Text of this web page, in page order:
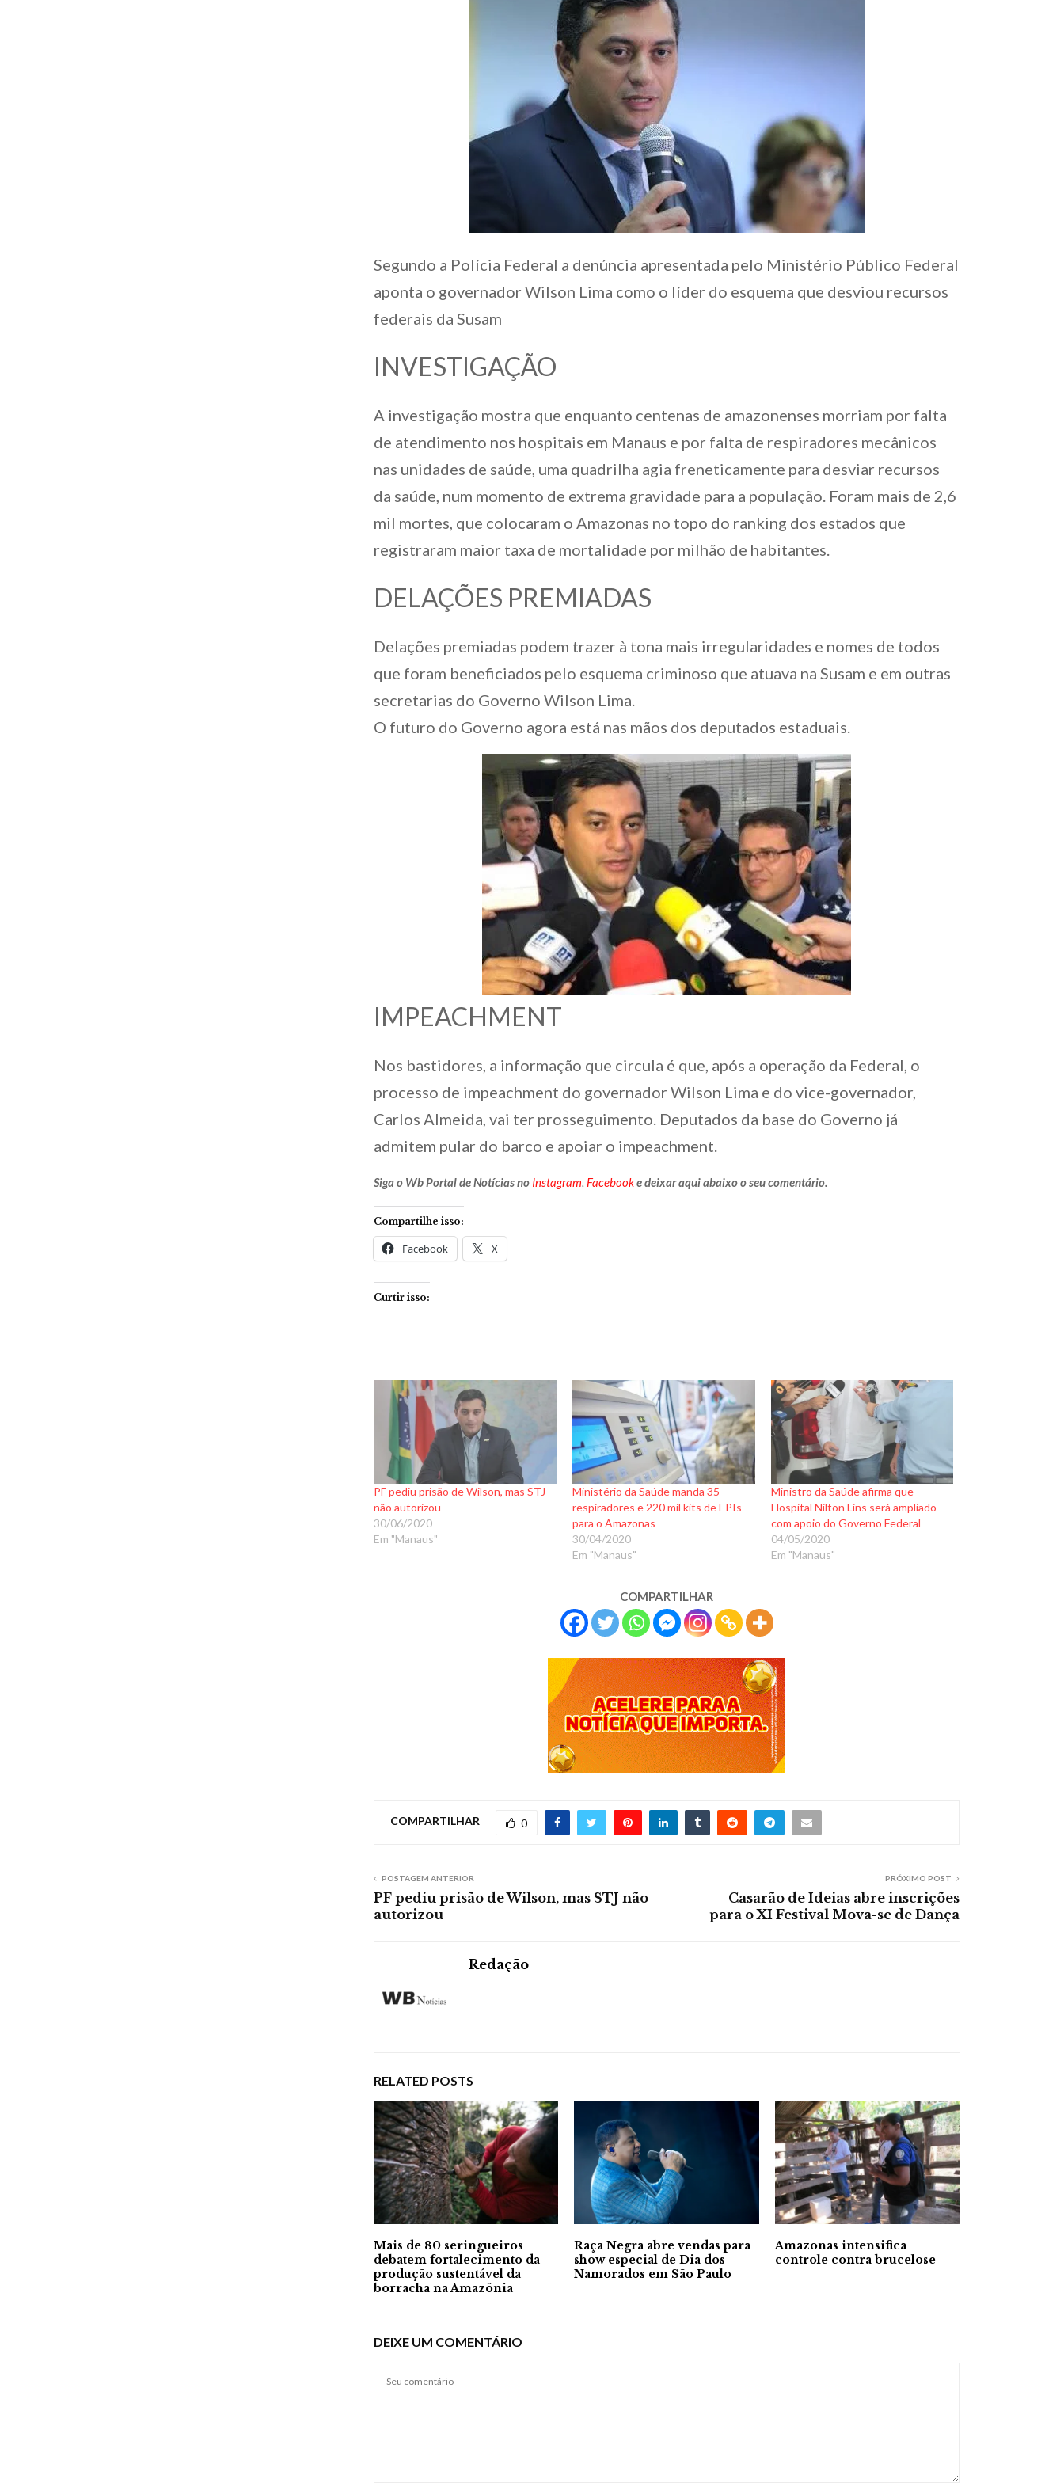
Segundo a Polícia Federal a denúncia apresentada pelo Ministério Público Federal
aponta o governador Wilson Lima como o líder do esquema que desviou recursos
federais da Susam
INVESTIGAÇÃO
A investigação mostra que enquanto centenas de amazonenses morriam por falta
de atendimento nos hospitais em Manaus e por falta de respiradores mecânicos
nas unidades de saúde, uma quadrilha agia freneticamente para desviar recursos
da saúde, num momento de extrema gravidade para a população. Foram mais de 2,6
mil mortes, que colocaram o Amazonas no topo do ranking dos estados que
registraram maior taxa de mortalidade por milhão de habitantes.
DELAÇÕES PREMIADAS
Delações premiadas podem trazer à tona mais irregularidades e nomes de todos
que foram beneficiados pelo esquema criminoso que atuava na Susam e em outras
secretarias do Governo Wilson Lima.
O futuro do Governo agora está nas mãos dos deputados estaduais.
IMPEACHMENT
Nos bastidores, a informação que circula é que, após a operação da Federal, o
processo de impeachment do governador Wilson Lima e do vice-governador,
Carlos Almeida, vai ter prosseguimento. Deputados da base do Governo já
admitem pular do barco e apoiar o impeachment.
Siga o Wb Portal de Notícias no Instagram Facebooke deixar aqui abaixo o seu comentário.
Compartilhe isso:
Facebook X
Curtir isso:
PF pediu prisão de Wilson, mas STJ
não autorizou
30/06/2020
Em "Manaus"
Ministério da Saúde manda 35
respiradores e 220 mil kits de EPIs
para o Amazonas
30/04/2020
Em "Manaus"
Ministro da Saúde afirma que
Hospital Nilton Lins será ampliado
com apoio do Governo Federal
04/05/2020
Em "Manaus"
COMPARTILHAR
COMPARTILHAR 0
POSTAGEM ANTERIOR
PF pediu prisão de Wilson, mas STJ não
autorizou
PRÓXIMO POST
Casarão de Ideias abre inscrições
para o XI Festival Mova-se de Dança
Redação
RELATED POSTS
Mais de 80 seringueiros
debatem fortalecimento da
produção sustentável da
borracha na Amazônia
Raça Negra abre vendas para
show especial de Dia dos
Namorados em São Paulo
Amazonas intensifica
controle contra brucelose
DEIXE UM COMENTÁRIO